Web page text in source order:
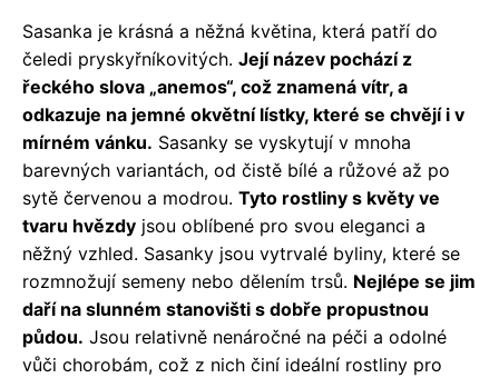
Sasanka je krásná a něžná květina, která patří do
čeledi pryskyřníkovitých. Její název pochází z
řeckého slova „anemos“, což znamená vítr, a
odkazuje na jemné okvětní lístky, které se chvějí i v
mírném vánku. Sasanky se vyskytují v mnoha
barevných variantách, od čistě bílé a růžové až po
sytě červenou a modrou. Tyto rostliny s květy ve
tvaru hvězdy jsou oblíbené pro svou eleganci a
něžný vzhled. Sasanky jsou vytrvalé byliny, které se
rozmnožují semeny nebo dělením trsů. Nejlépe se jim
daří na slunném stanovišti s dobře propustnou
půdou. Jsou relativně nenáročné na péči a odolné
vůči chorobám, což z nich činí ideální rostliny pro